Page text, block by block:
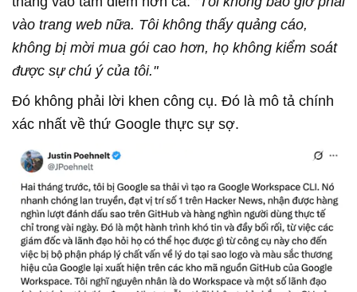
vào trang web nữa. Tôi không thấy quảng cáo,
không bị mời mua gói cao hơn, họ không kiểm soát
được sự chú ý của tôi."
Đó không phải lời khen công cụ. Đó là mô tả chính
xác nhất về thứ Google thực sự sợ.